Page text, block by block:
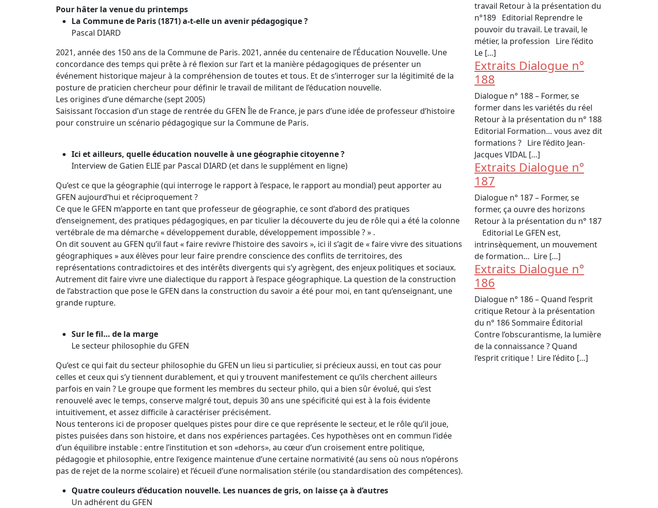
Pour hâter la venue du printemps
La Commune de Paris (1871) a-t-elle un avenir pédagogique ?
Pascal DIARD
2021, année des 150 ans de la Commune de Paris. 2021, année du centenaire de l’Éducation Nouvelle. Une
concordance des temps qui prête à ré flexion sur l’art et la manière pédagogiques de présenter un
événement historique majeur à la compréhension de toutes et tous. Et de s’interroger sur la légitimité de la
posture de praticien chercheur pour définir le travail de militant de l’éducation nouvelle.
Les origines d’une démarche (sept 2005)
Saisissant l’occasion d’un stage de rentrée du GFEN Île de France, je pars d’une idée de professeur d’histoire
pour construire un scénario pédagogique sur la Commune de Paris.
Ici et ailleurs, quelle éducation nouvelle à une géographie citoyenne ?
Interview de Gatien ELIE par Pascal DIARD (et dans le supplément en ligne)
Qu’est ce que la géographie (qui interroge le rapport à l’espace, le rapport au mondial) peut apporter au
GFEN aujourd’hui et réciproquement ?
Ce que le GFEN m’apporte en tant que professeur de géographie, ce sont d’abord des pratiques
d’enseignement, des pratiques pédagogiques, en par ticulier la découverte du jeu de rôle qui a été la colonne
vertébrale de ma démarche « développement durable, développement impossible ? » .
On dit souvent au GFEN qu’il faut « faire revivre l’histoire des savoirs », ici il s’agit de « faire vivre des situations
géographiques » aux élèves pour leur faire prendre conscience des conflits de territoires, des
représentations contradictoires et des intérêts divergents qui s’y agrègent, des enjeux politiques et sociaux.
Autrement dit faire vivre une dialectique du rapport à l’espace géographique. La question de la construction
de l’abstraction que pose le GFEN dans la construction du savoir a été pour moi, en tant qu’enseignant, une
grande rupture.
Sur le fil… de la marge
Le secteur philosophie du GFEN
Qu’est ce qui fait du secteur philosophie du GFEN un lieu si particulier, si précieux aussi, en tout cas pour
celles et ceux qui s’y tiennent durablement, et qui y trouvent manifestement ce qu’ils cherchent ailleurs
parfois en vain ? Le groupe que forment les membres du secteur philo, qui a bien sûr évolué, qui s’est
renouvelé avec le temps, conserve malgré tout, depuis 30 ans une spécificité qui est à la fois évidente
intuitivement, et assez difficile à caractériser précisément.
Nous tenterons ici de proposer quelques pistes pour dire ce que représente le secteur, et le rôle qu’il joue,
pistes puisées dans son histoire, et dans nos expériences partagées. Ces hypothèses ont en commun l’idée
d’un équilibre instable : entre l’institution et son «dehors», au cœur d’un croisement entre politique,
pédagogie et philosophie, entre l’exigence maintenue d’une certaine normativité (au sens où nous n’opérons
pas de rejet de la norme scolaire) et l’écueil d’une normalisation stérile (ou standardisation des compétences).
Quatre couleurs d’éducation nouvelle. Les nuances de gris, on laisse ça à d’autres
Un adhérent du GFEN
travail Retour à la présentation du
n°189 Editorial Reprendre le
pouvoir du travail. Le travail, le
métier, la profession Lire l’édito
Le […]
Extraits Dialogue n°
188
Dialogue n° 188 – Former, se
former dans les variétés du réel
Retour à la présentation du n° 188
Editorial Formation… vous avez dit
formations ? Lire l’édito Jean-
Jacques VIDAL […]
Extraits Dialogue n°
187
Dialogue n° 187 – Former, se
former, ça ouvre des horizons
Retour à la présentation du n° 187
Editorial Le GFEN est,
intrinsèquement, un mouvement
de formation… Lire […]
Extraits Dialogue n°
186
Dialogue n° 186 – Quand l’esprit
critique Retour à la présentation
du n° 186 Sommaire Éditorial
Contre l’obscurantisme, la lumière
de la connaissance ? Quand
l’esprit critique ! Lire l’édito […]